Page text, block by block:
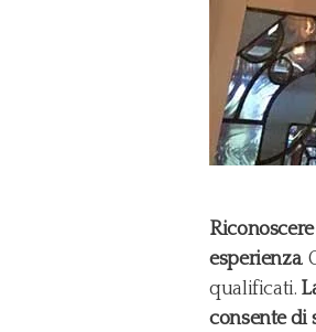
esperienza.
qualificati.
consente di